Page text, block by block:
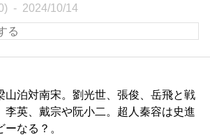
2024/10/14
山泊対南宋。劉光世、張俊、岳飛と戦
李英、戴宗や阮小二。超人秦容は史進
なる？。